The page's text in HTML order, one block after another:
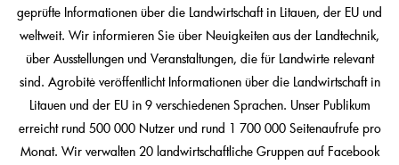
geprüfte Informationen über die Landwirtschaft in Litauen, der EU und
weltweit. Wir informieren Sie über Neuigkeiten aus der Landtechnik,
über Ausstellungen und Veranstaltungen, die für Landwirte relevant
sind. Agrobitė veröffentlicht Informationen über die Landwirtschaft in
Litauen und der EU in 9 verschiedenen Sprachen. Unser Publikum
erreicht rund 500 000 Nutzer und rund 1 700 000 Seitenaufrufe pro
Monat. Wir verwalten 20 landwirtschaftliche Gruppen auf Facebook